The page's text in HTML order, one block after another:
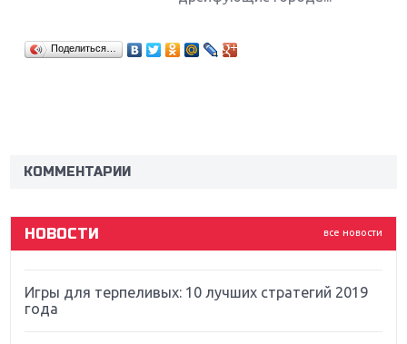
Поделиться…
КОММЕНТАРИИ
все новости
НОВОСТИ
Far Cry 5: хвалить нельзя ругать
Игры для терпеливых: 10 лучших стратегий 2019
года